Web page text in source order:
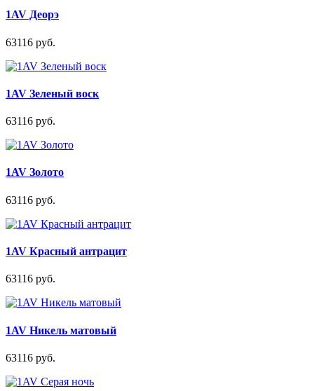
1AV Деорэ
63116 руб.
1AV Зеленый воск
63116 руб.
1AV Золото
63116 руб.
1AV Красный антрацит
63116 руб.
1AV Никель матовый
63116 руб.